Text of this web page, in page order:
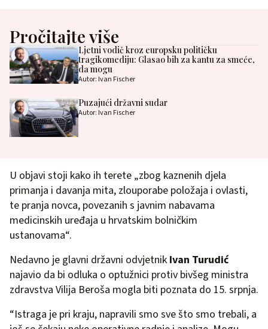
Pročitajte više
Ljetni vodič kroz europsku političku
tragikomediju: Glasao bih za kantu za smeće,
da mogu
Autor: Ivan Fischer
Puzajući državni sudar
Autor: Ivan Fischer
U objavi stoji kako ih terete „zbog kaznenih djela
primanja i davanja mita, zlouporabe položaja i ovlasti,
te pranja novca, povezanih s javnim nabavama
medicinskih uređaja u hrvatskim bolničkim
ustanovama“.
Nedavno je glavni državni odvjetnik Ivan Turudić
najavio da bi odluka o optužnici protiv bivšeg ministra
zdravstva Vilija Beroša mogla biti poznata do 15. srpnja.
“Istraga je pri kraju, napravili smo sve što smo trebali, a